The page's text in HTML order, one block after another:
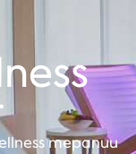
терапии